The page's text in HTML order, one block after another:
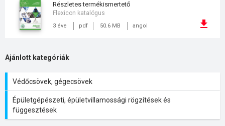
részletes termékismertető
3 éve pdf 50.6 MB angol
Flexicon katalógus
Ajánlott kategóriák
Védőcsövek, gégecsövek
Épületgépészeti, épületvillamossági rögzítések és
függesztések